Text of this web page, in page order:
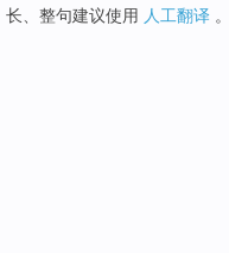
、整句建议使用 人工翻译